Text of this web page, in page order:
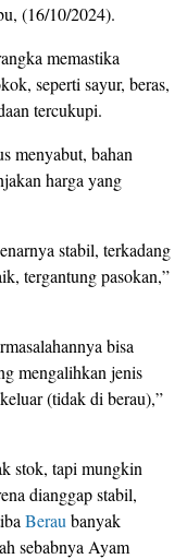
(16/10/2024).
memastika
seperti sayur, beras,
tercukupi.
menyabut, bahan
harga yang
stabil, terkadang
tergantung pasokan,”
bisa
mengalihkan jenis
(tidak di berau),”
stok, tapi mungkin
dianggap stabil,
Berau banyak
sebabnya Ayam